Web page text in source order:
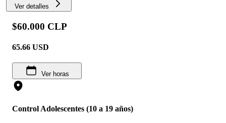
Ver detalles
$60.000 CLP
65.66 USD
Ver horas
Control Adolescentes (10 a 19 años)